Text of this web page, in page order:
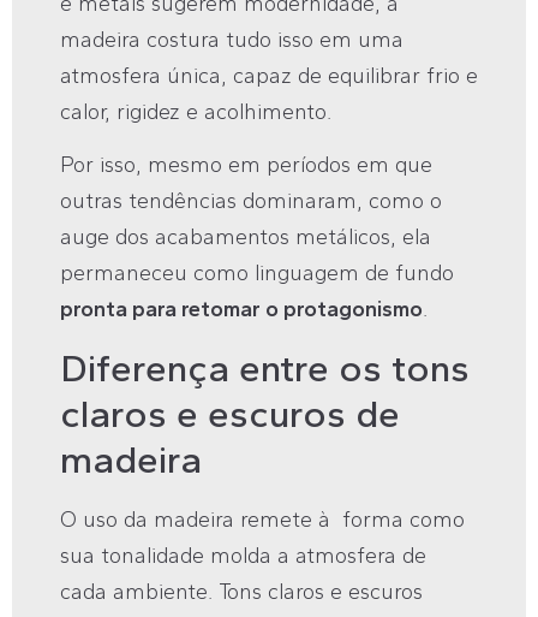
madeira costura tudo isso em uma
atmosfera única, capaz de equilibrar frio e
calor, rigidez e acolhimento.
Por isso, mesmo em períodos em que
outras tendências dominaram, como o
auge dos acabamentos metálicos, ela
permaneceu como linguagem de fundo
pronta para retomar o protagonismo.
Diferença entre os tons
claros e escuros de
madeira
O uso da madeira remete à forma como
sua tonalidade molda a atmosfera de
cada ambiente. Tons claros e escuros